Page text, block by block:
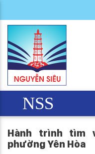
NSS
Hành trình tìm
phường Yên Hòa